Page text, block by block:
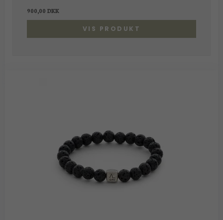
900,00 DKK
VIS PRODUKT